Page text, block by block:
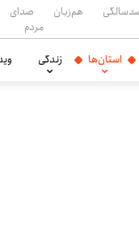
هم‌زبان
صدای
مردم
استان‌ها زندگی